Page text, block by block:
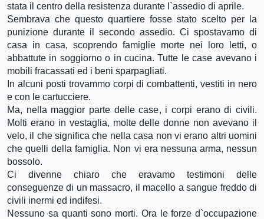
stata il centro della resistenza durante l`assedio di aprile.
Sembrava che questo quartiere fosse stato scelto per la
punizione durante il secondo assedio. Ci spostavamo di
casa in casa, scoprendo famiglie morte nei loro letti, o
abbattute in soggiorno o in cucina. Tutte le case avevano i
mobili fracassati ed i beni sparpagliati.
In alcuni posti trovammo corpi di combattenti, vestiti in nero
e con le cartucciere.
Ma, nella maggior parte delle case, i corpi erano di civili.
Molti erano in vestaglia, molte delle donne non avevano il
velo, il che significa che nella casa non vi erano altri uomini
che quelli della famiglia. Non vi era nessuna arma, nessun
bossolo.
Ci divenne chiaro che eravamo testimoni delle
conseguenze di un massacro, il macello a sangue freddo di
civili inermi ed indifesi.
Nessuno sa quanti sono morti. Ora le forze d`occupazione